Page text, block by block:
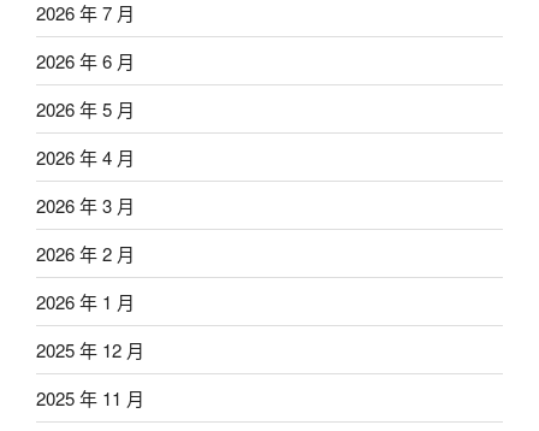
2026 年 7 月
2026 年 6 月
2026 年 5 月
2026 年 4 月
2026 年 3 月
2026 年 2 月
2026 年 1 月
2025 年 12 月
2025 年 11 月